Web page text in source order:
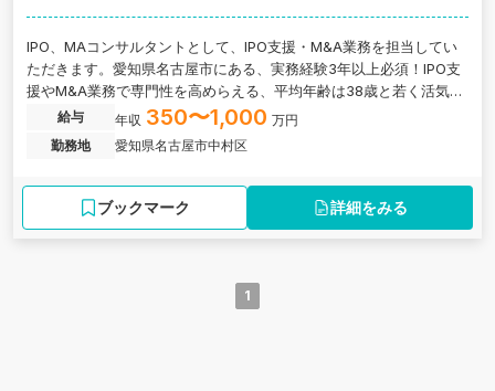
IPO、MAコンサルタントとして、IPO支援・M&A業務を担当してい
ただきます。愛知県名古屋市にある、実務経験3年以上必須！IPO支
援やM&A業務で専門性を高めらえる、平均年齢は38歳と若く活気の
あるコンサル会社の求人です。
給与 年収 350〜1,000 万円
勤務地
愛知県名古屋市中村区
ブックマーク 詳細をみる
1